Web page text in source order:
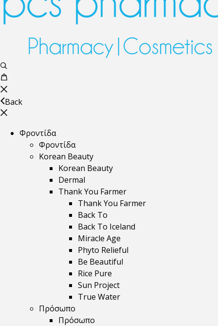
Back
Φροντίδα
Φροντίδα
Korean Beauty
Korean Beauty
Dermal
Thank You Farmer
Thank You Farmer
Back To
Back To Iceland
Miracle Age
Phyto Relieful
Be Beautiful
Rice Pure
Sun Project
True Water
Πρόσωπο
Πρόσωπο